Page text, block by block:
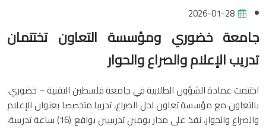
2026-01-28
جامعة خضوري ومؤسسة التعاون تختتمان
تدريب الإعلام والصراع والحوار
اختتمت عمادة الشؤون الطلابية في جامعة فلسطين التقنية – خضوري،
بالتعاون مع مؤسسة تعاون لحل الصراع، تدريبا متخصصا بعنوان الإعلام
والصراع والحوار، نفذ على مدار يومين تدريبيين بواقع (16) ساعة تدريبية،